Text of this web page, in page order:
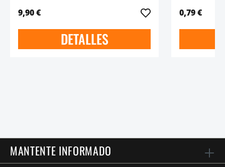
9,90 €
DETALLES
0,79 €
MANTENTE INFORMADO